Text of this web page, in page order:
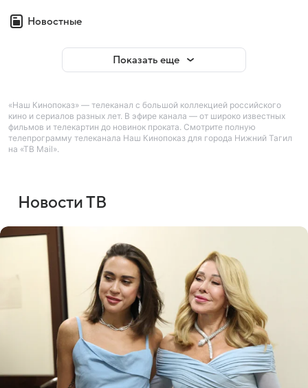
Новостные
Показать еще
«Наш Кинопоказ» — телеканал с большой коллекцией российского
кино и сериалов разных лет. В эфире канала — от широко известных
фильмов и телекартин до новинок проката. Смотрите полную
телепрограмму телеканала Наш Кинопоказ для города Нижний Тагил
на «ТВ Mail».
Новости ТВ